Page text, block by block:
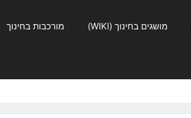
מושגים בחינוך (WIKI) מורכבות בחינוך